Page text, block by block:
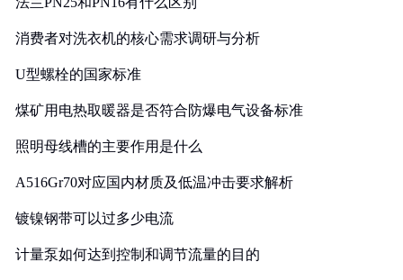
消费者对洗衣机的核心需求调研与分析
U型螺栓的国家标准
煤矿用电热取暖器是否符合防爆电气设备标准
照明母线槽的主要作用是什么
A516Gr70对应国内材质及低温冲击要求解析
镀镍钢带可以过多少电流
计量泵如何达到控制和调节流量的目的